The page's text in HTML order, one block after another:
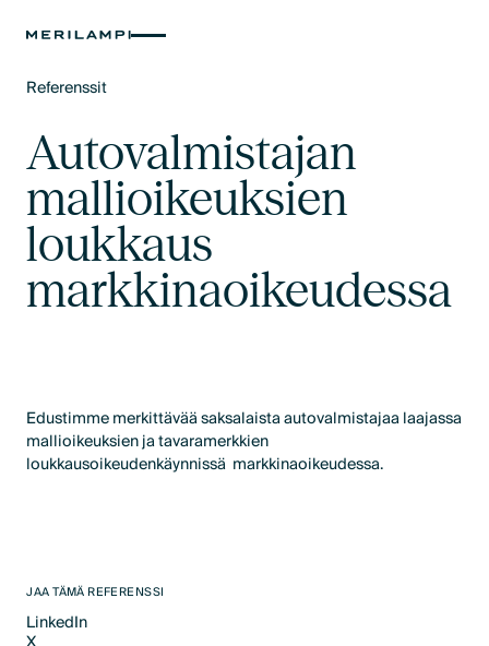
Referenssit
Autovalmistajan
mallioikeuksien
loukkaus
markkinaoikeudessa
JAA TÄMÄ REFERENSSI
LinkedIn
Edustimme merkittävää saksalaista autovalmistajaa laajassa
mallioikeuksien ja tavaramerkkien
loukkausoikeudenkäynnissä markkinaoikeudessa.